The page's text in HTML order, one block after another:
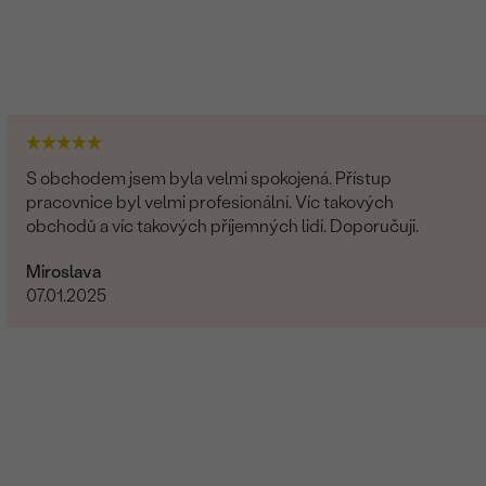
S obchodem jsem byla velmi spokojená. Přístup
pracovnice byl velmi profesionální. Víc takových
obchodů a víc takových příjemných lidí. Doporučuji.
Miroslava
07.01.2025